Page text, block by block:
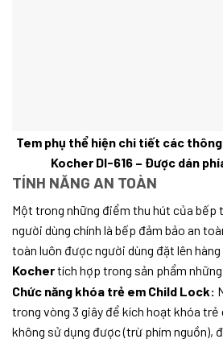
Tem phụ thể hiện chi tiết các thông
Kocher DI-616 – Được dán
TÍNH NĂNG AN TOÀN
Một trong những điểm thu hút của bếp
người dùng chính là bếp đảm bảo an
toàn luôn được người dùng đặt lên hàng
Kochertích hợp trong sản phẩm
Chức năng khóa trẻ em Child Lock:
trong vòng 3 giây để kích hoạt khóa trẻ
không sử dụng được (trừ phím nguồn),